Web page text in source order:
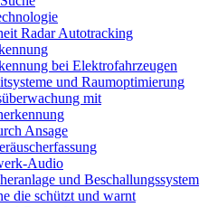
Radar Autotracking​
bei Elektrofahrzeugen
und Raumoptimierung
mit
Ansage
Audio
und Beschallungssystem
die schützt und warnt